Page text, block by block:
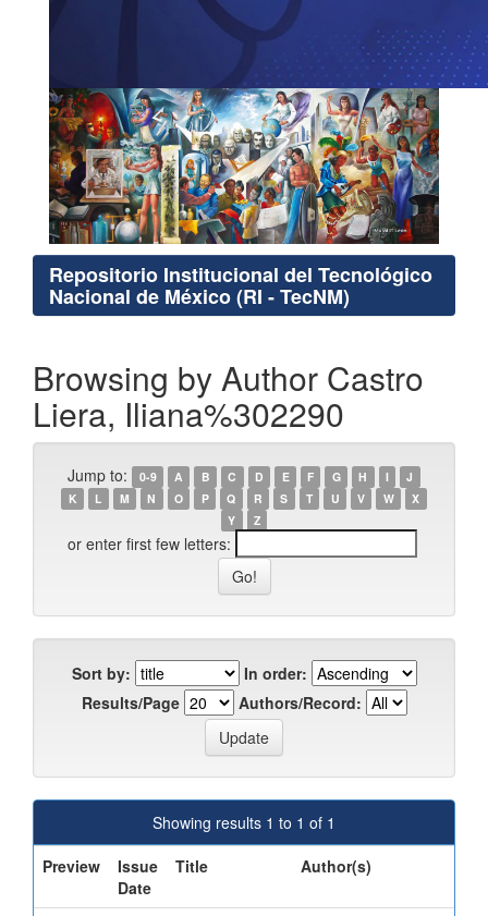
Repositorio Institucional del Tecnológico
Nacional de México (RI - TecNM)
Browsing by Author Castro
Liera, Iliana%302290
Jump to: 0-9 A B C D E F G H I
J
K
L M N O P Q R S T U V W
X
Y
Z
or enter first few letters:
Sort by:
In order:
Results/Page
Authors/Record:
Showing results 1 to 1 of 1
Preview
Issue
Date
Title Author(s)